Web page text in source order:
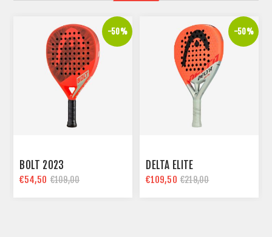
-50%
BOLT 2023
€54,50 €109,00
-50%
DELTA ELITE
€109,50 €219,00